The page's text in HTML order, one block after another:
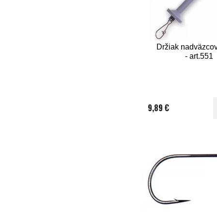
Držiak
- art.551
9,89 €